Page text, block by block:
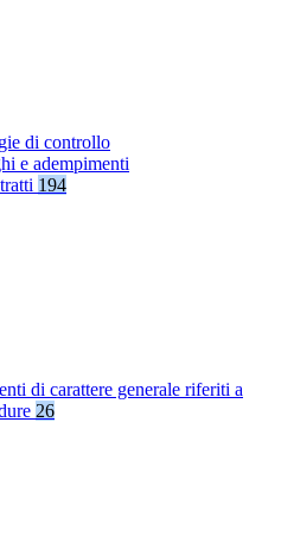
di controllo
e adempimenti
194
di carattere generale riferiti a
26